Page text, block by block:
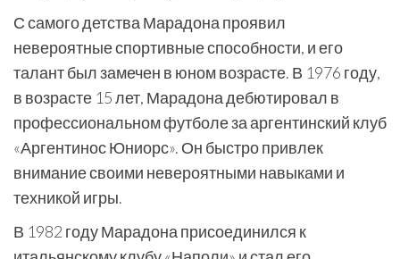
С самого детства Марадона проявил
невероятные спортивные способности, и его
талант был замечен в юном возрасте. В 1976 году,
в возрасте 15 лет, Марадона дебютировал в
профессиональном футболе за аргентинский клуб
«Аргентинос Юниорс». Он быстро привлек
внимание своими невероятными навыками и
техникой игры.
В 1982 году Марадона присоединился к